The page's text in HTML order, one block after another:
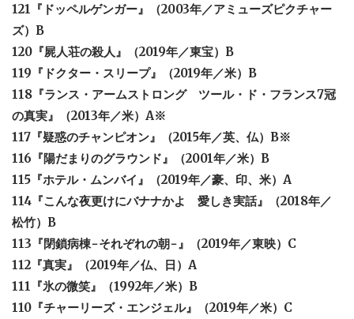
121『ドッペルゲンガー』（2003年／アミューズピクチャー
ズ）B
120『屍人荘の殺人』（2019年／東宝）B
119『ドクター・スリープ』（2019年／米）B
118『ランス・アームストロング ツール・ド・フランス7冠
の真実』（2013年／米）A※
117『疑惑のチャンピオン』（2015年／英、仏）B※
116『陽だまりのグラウンド』（2001年／米）B
115『ホテル・ムンバイ』（2019年／豪、印、米）A
114『こんな夜更けにバナナかよ 愛しき実話』（2018年／
松竹）B
113『閉鎖病棟−それぞれの朝−』（2019年／東映）C
112『真実』（2019年／仏、日）A
111『氷の微笑』（1992年／米）B
110『チャーリーズ・エンジェル』（2019年／米）C